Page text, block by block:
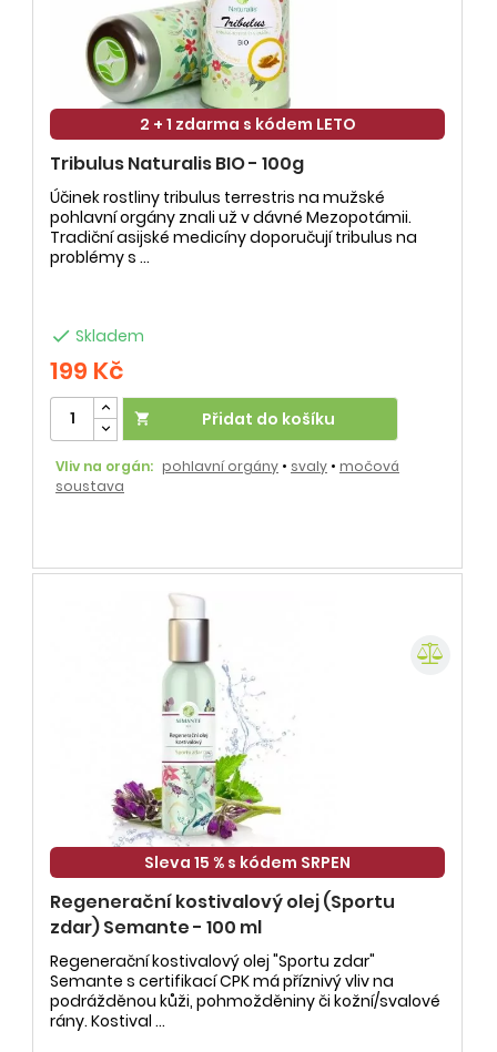
2 + 1 zdarma s kódem LETO
Tribulus Naturalis BIO - 100g
Účinek rostliny tribulus terrestris na mužské
pohlavní orgány znali už v dávné Mezopotámii.
Tradiční asijské medicíny doporučují tribulus na
problémy s ...
 Skladem
199 Kč
 Přidat do košíku
Vliv na orgán: pohlavní orgány • svaly • močová
soustava
Sleva 15 % s kódem SRPEN
Regenerační kostivalový olej (Sportu
zdar) Semante - 100 ml
Regenerační kostivalový olej "Sportu zdar"
Semante s certifikací CPK má příznivý vliv na
podrážděnou kůži, pohmožděniny či kožní/svalové
rány. Kostival ...